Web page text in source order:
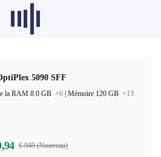
dans d'autres
chargent pas pour le
5090 SFF